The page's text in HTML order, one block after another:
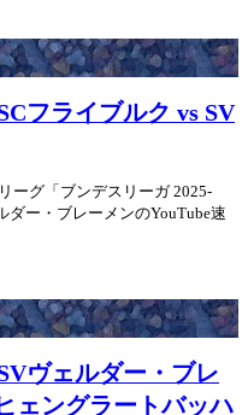
フライブルク vs SV
ーグ「ブンデスリーガ 2025-
ダー・ブレーメンのYouTube速
ヴェルダー・ブレ
ェングラートバッハ